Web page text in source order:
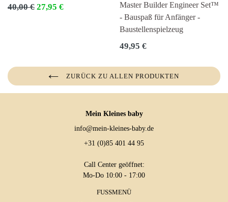
Normaler
40,00 € 27,95 €
Master Builder Engineer Set™
- Bauspaß für Anfänger -
Baustellenspielzeug
Normaler
49,95 €
ZURÜCK ZU ALLEN PRODUKTEN
Mein Kleines baby
info@mein-kleines-baby.de
+31 (0)85 401 44 95
Call Center geöffnet:
Mo-Do 10:00 - 17:00
FUSSMENÜ